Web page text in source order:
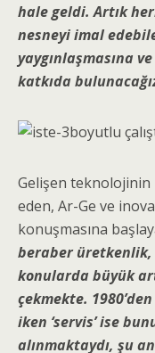
hale geldi. Artık
nesneyi imal
yaygınlaşmasına
katkıda
Gelişen
eden, Ar-Ge ve
konuşmasına
beraber üretkenlik,
konularda büyük
çekmekte.
iken ‘servis’ ise
alınmaktaydı, şu